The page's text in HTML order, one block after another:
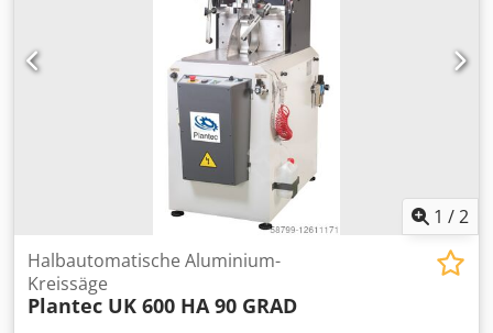
Sägematerial kann bei geöffneter Haube mit Niederdruck
vorgespannt werden. Hydropneumatischer Blattvorschub
Spänefluss in Richtung Absaughaube. Cjdpfx Aefv T
Ansftsha Wir freuen uns auf Ihre Nachricht! Plantec
1 /2
Halbautomatische Aluminium-
Kreissäge
Plantec UK 600 HA 90 GRAD